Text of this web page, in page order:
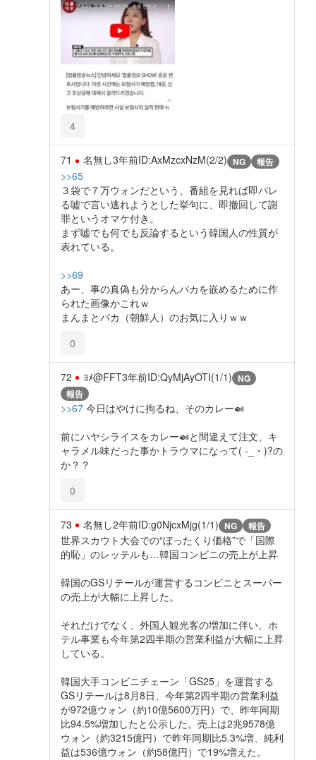
4
71 名無し3年前ID:AxMzcxNzM(2/2) NG 報告
>>65
３袋で７万ウォンだという、番組を見れば即バレ
る嘘で言い逃れようとした挙句に、即撤回して謝
罪というオマケ付き。
まず嘘でも何でも反論するという韓国人の性質が
表れている。
>>69
あー、事の真偽も分からんバカを嵌めるために作
られた画像かこれｗ
まんまとバカ（朝鮮人）のお気に入りｗｗ
0
72 ﾖﾒ@FFT3年前ID:QyMjAyOTI(1/1) NG
報告
>>67 今日はやけに拘るね、そのカレー🍛
前にハヤシライスをカレー🍛と間違えて注文、キ
ャラメル味だった事かトラウマになって( -_・)?の
か？？
0
73 名無し2年前ID:g0NjcxMjg(1/1) NG 報告
世界スカウト大会での“ぼったくり価格”で「国際
的恥」のレッテルも…韓国コンビニの売上が上昇
韓国のGSリテールが運営するコンビニとスーパー
の売上が大幅に上昇した。
それだけでなく、外国人観光客の増加に伴い、ホ
テル事業も今年第2四半期の営業利益が大幅に上昇
している。
韓国大手コンビニチェーン「GS25」を運営する
GSリテールは8月8日、今年第2四半期の営業利益
が972億ウォン（約10億5600万円）で、昨年同期
比94.5%増加したと公示した。売上は2兆9578億
ウォン（約3215億円）で昨年同期比5.3%増、純利
益は536億ウォン（約58億円）で19%増えた。